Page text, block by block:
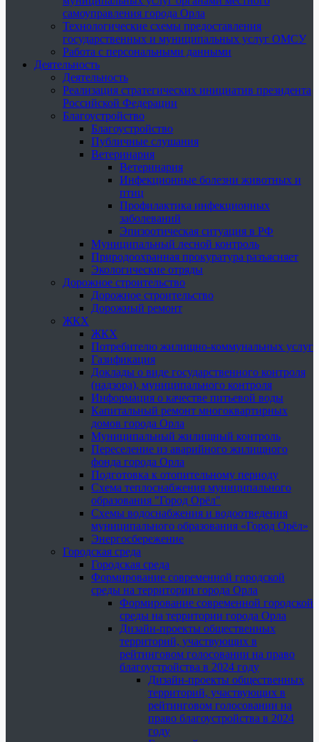
самоуправления города Орла
Технологические схемы предоставления
государственных и муниципальных услуг ОМСУ
Работа с персональными данными
Деятельность
Деятельность
Реализация стратегических инициатив президента
Российской Федерации
Благоустройство
Благоустройство
Публичные слушания
Ветеринария
Ветеринария
Инфекционные болезни животных и
птиц
Профилактика инфекционных
заболеваний
Эпизоотическая ситуация в РФ
Муниципальный лесной контроль
Природоохранная прокуратура разъясняет
Экологические отряды
Дорожное строительство
Дорожное строительство
Дорожный ремонт
ЖКХ
ЖКХ
Потребителю жилищно-коммунальных услуг
Газификация
Доклады о виде государственного контроля
(надзора), муниципального контроля
Информация о качестве питьевой воды
Капитальный ремонт многоквартирных
домов города Орла
Муниципальный жилищный контроль
Переселение из аварийного жилищного
фонда города Орла
Подготовка к отопительному периоду
Схема теплоснабжения муниципального
образования "Город Орёл"
Схемы водоснабжения и водоотведения
муниципального образования «Город Орёл»
Энергосбережение
Городская среда
Городская среда
Формирование современной городской
среды на территории города Орла
Формирование современной городской
среды на территории города Орла
Дизайн-проекты общественных
территорий, участвующих в
рейтинговом голосовании на право
благоустройства в 2024 году
Дизайн-проекты общественных
территорий, участвующих в
рейтинговом голосовании на
право благоустройства в 2024
году